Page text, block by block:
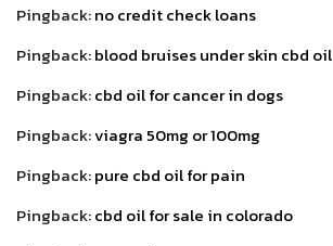
Pingback:no credit check loans
Pingback:blood bruises under skin cbd oil
Pingback:cbd oil for cancer in dogs
Pingback:viagra 50mg or 100mg
Pingback:pure cbd oil for pain
Pingback:cbd oil for sale in colorado